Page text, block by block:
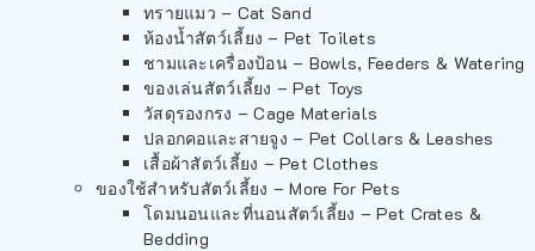
ทรายแมว – Cat Sand
ห้องน้ำสัตว์เลี้ยง – Pet Toilets
ชามและเครื่องป้อน – Bowls, Feeders & Watering
ของเล่นสัตว์เลี้ยง – Pet Toys
วัสดุรองกรง – Cage Materials
ปลอกคอและสายจูง – Pet Collars & Leashes
เสื้อผ้าสัตว์เลี้ยง – Pet Clothes
ของใช้สำหรับสัตว์เลี้ยง – More For Pets
โดมนอนและที่นอนสัตว์เลี้ยง – Pet Crates &
Bedding